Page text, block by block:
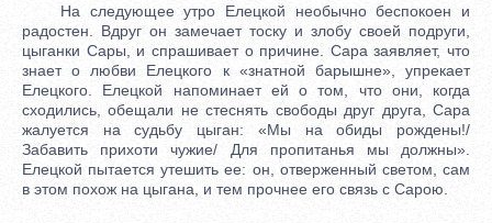
На следующее утро Елецкой необычно беспокоен и
радостен. Вдруг он замечает тоску и злобу своей подруги,
цыганки Сары, и спрашивает о причине. Сара заявляет, что
знает о любви Елецкого к «знатной барышне», упрекает
Елецкого. Елецкой напоминает ей о том, что они, когда
сходились, обещали не стеснять свободы друг друга, Сара
жалуется на судьбу цыган: «Мы на обиды рождены!/
Забавить прихоти чужие/ Для пропитанья мы должны».
Елецкой пытается утешить ее: он, отверженный светом, сам
в этом похож на цыгана, и тем прочнее его связь с Сарою.